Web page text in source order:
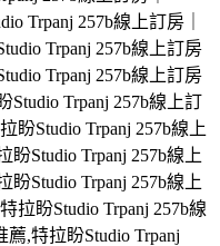
Trpanj 257b線上訂房｜
Trpanj 257b線上訂房
Trpanj 257b線上訂房
Studio Trpanj 257b線上訂
盼Studio Trpanj 257b線上
Studio Trpanj 257b線上
Studio Trpanj 257b線上
拉盼Studio Trpanj 257b線
薦,特拉盼Studio Trpanj